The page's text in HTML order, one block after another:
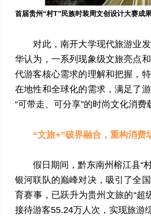
首届贵州“村T”民族时装周文创设计大赛成
对此，南开大学现代旅游业发
华认为，一系列现象级文旅亮点
代游客核心需求的理解和把握，
在地性和全球化的需求，满足了
“可带走、可分享”的时尚文化消
“文旅+”破界融合，重构消费
假日期间，黔东南州榕江县“村
银河联队的巅峰对决，吸引了全
育赛事，已跃升为贵州文旅的“超
接待游客55.24万人次，实现旅游